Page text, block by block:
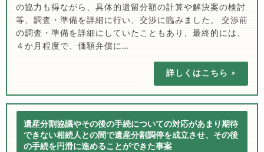
の協力も得ながら、具体的遺留分額の計算や解決案の検討
等、調査・準備を詳細に行い、交渉に臨みました。 交渉前
の調査・準備を詳細にしていたこともあり、最終的には、
４か月程度で、価額弁償に…
詳しくはこちら
遺産分割協議やその後の手続についての対応があまり期待
できない相続人との間で遺産分割調停を成立させ、その後
の手続を円滑に進めることができた事案